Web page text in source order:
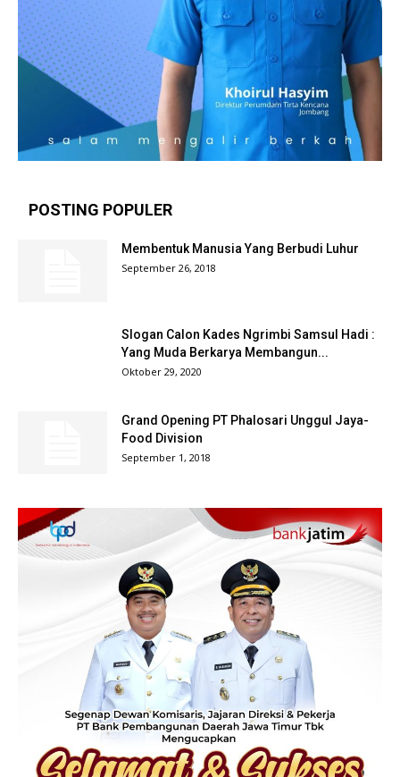
POSTING POPULER
Membentuk Manusia Yang Berbudi Luhur
September 26, 2018
Slogan Calon Kades Ngrimbi Samsul Hadi :
Yang Muda Berkarya Membangun...
Oktober 29, 2020
Grand Opening PT Phalosari Unggul Jaya-
Food Division
September 1, 2018